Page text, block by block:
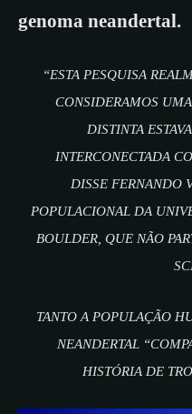
genoma neandertal.
“ESTA PESQUISA
CONSIDERAMOS
DISTINTA
INTERCONECTADA
DISSE FERNANDO
POPULACIONAL DA
BOULDER, QUE NÃO
TANTO A POPULAÇÃO
NEANDERTAL
HISTÓRIA DE